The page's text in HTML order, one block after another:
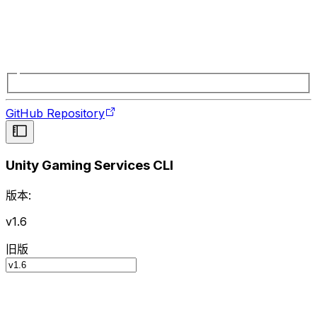
GitHub Repository
Unity Gaming Services CLI
版本:
v1.6
旧版